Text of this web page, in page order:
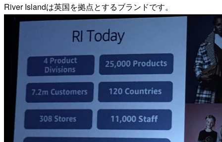
River Islandは英国を拠点とするブランドです。